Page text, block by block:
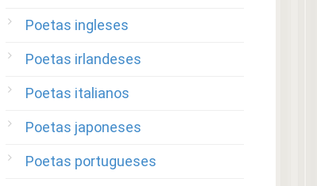
Poetas ingleses
Poetas irlandeses
Poetas italianos
Poetas japoneses
Poetas portugueses